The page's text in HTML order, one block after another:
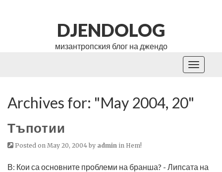
DJENDOLOG
мизантропския блог на джендо
Toggle
Archives for: "May 2004, 20"
Тъпотии
Posted on May 20, 2004 by admin in Нет!
В: Кои са основните проблеми на бранша? - Липсата на